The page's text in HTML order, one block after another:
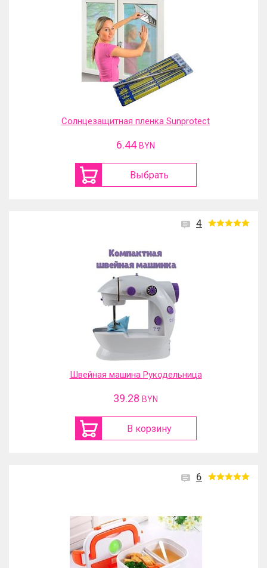
Солнцезащитная пленка Sunprotect
6.44 BYN
Выбрать
4
Швейная машина Рукодельница
39.28 BYN
В корзину
6